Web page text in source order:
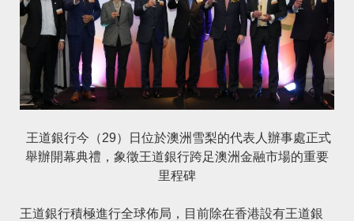
王道銀行今（29）日位於澳洲雪梨的代表人辦事處正式
舉辦開幕典禮，象徵王道銀行跨足澳洲金融市場的重要
里程碑
王道銀行積極進行全球佈局，目前除在香港設有王道銀